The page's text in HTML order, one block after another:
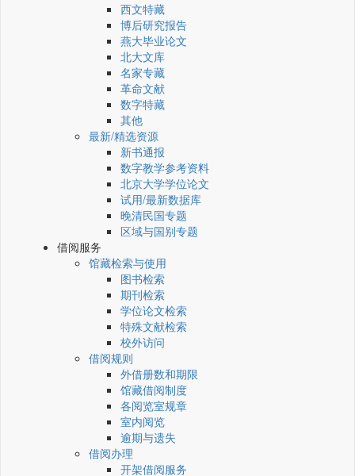
西文特藏
博后研究报告
燕大毕业论文
北大文库
名家专藏
革命文献
数字特藏
其他
最新/精选资源
新书通报
数字教学参考资料
北京大学学位论文
试用/最新数据库
晚清民国专题
区域与国别专题
借阅服务
馆藏检索与使用
图书检索
期刊检索
学位论文检索
特殊文献检索
校外访问
借阅规则
外借册数和期限
馆藏借阅制度
各阅览室规章
室内阅览
逾期与遗失
借阅办理
开架借阅服务